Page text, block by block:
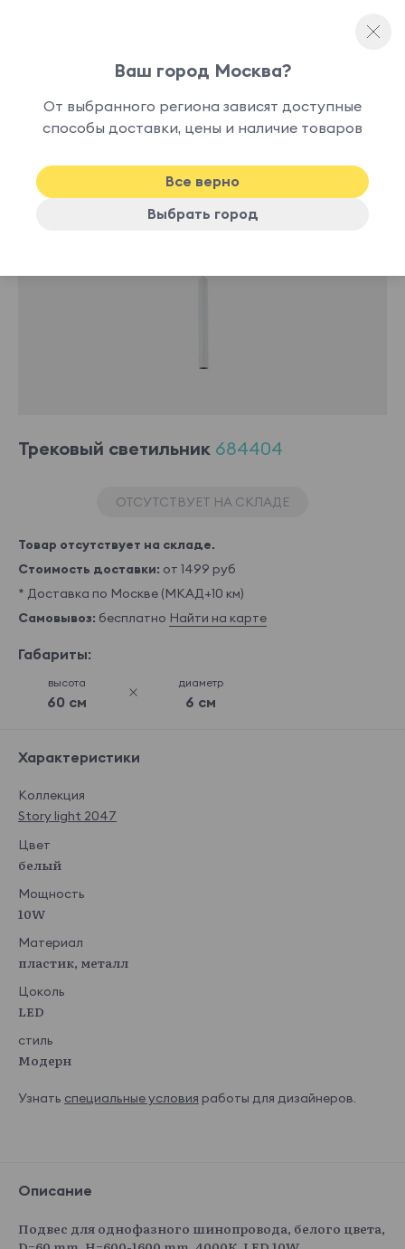
Споты и точечные светильники
наличии
Трековый светильник 684404
ОТСУТСТВУЕТ НА СКЛАДЕ
Товар отсутствует на складе.
Стоимость доставки: от 1499 руб
* Доставка по Москве (МКАД+10 км)
Самовывоз: бесплатно Найти на карте
Габариты:
высота
60 см
диаметр
6 см
Характеристики
Коллекция
Story light 2047
Цвет
белый
Мощность
10W
Материал
пластик, металл
Цоколь
LED
стиль
Модерн
Узнать специальные условия работы для дизайнеров.
Описание
Подвес для однофазного шинопровода, белого цвета,
Ваш город Москва?
От выбранного региона зависят доступные
способы доставки, цены и наличие товаров
Все верно
Выбрать город